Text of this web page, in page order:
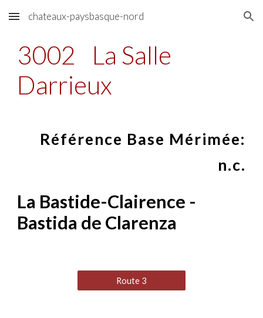
Skip to main content Skip to navigation
chateaux-paysbasque-nord
3002
La Salle
Darrieux
Référence Base Mérimée:
n.c.
La Bastide-Clairence -
Bastida de Clarenza
Route 3